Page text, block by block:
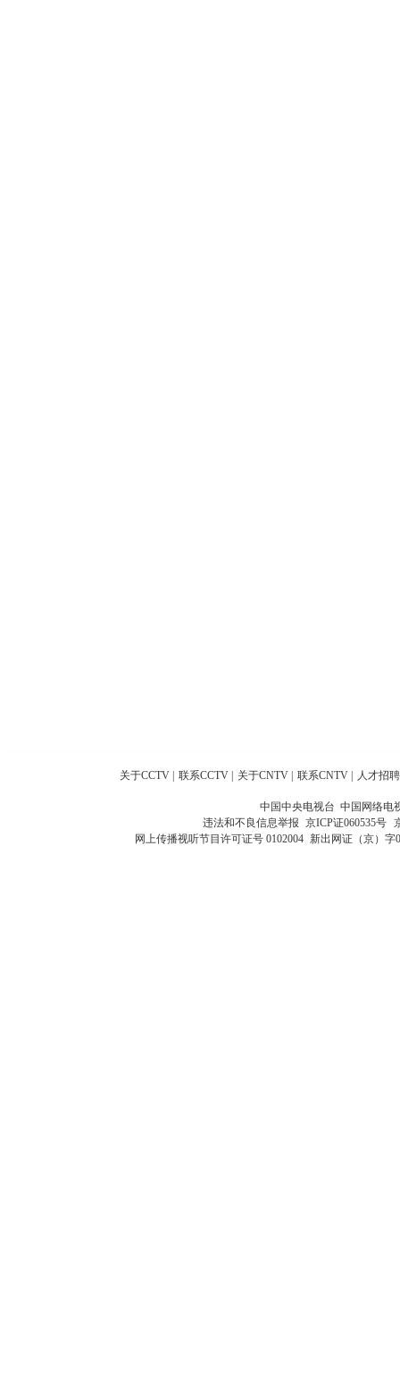
关于CCTV 联系CCTV 关于CNTV 联系CNTV 人才招聘
中国中央电视台 中国网络电
违法和不良信息举报 京ICP证060535号
网上传播视听节目许可证号 0102004 新出网证（京）